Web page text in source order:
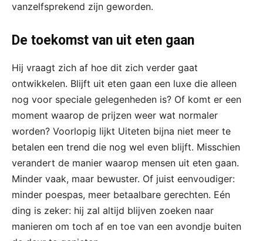
vanzelfsprekend zijn geworden.
De toekomst van uit eten gaan
Hij vraagt zich af hoe dit zich verder gaat
ontwikkelen. Blijft uit eten gaan een luxe die alleen
nog voor speciale gelegenheden is? Of komt er een
moment waarop de prijzen weer wat normaler
worden? Voorlopig lijkt Uiteten bijna niet meer te
betalen een trend die nog wel even blijft. Misschien
verandert de manier waarop mensen uit eten gaan.
Minder vaak, maar bewuster. Of juist eenvoudiger:
minder poespas, meer betaalbare gerechten. Eén
ding is zeker: hij zal altijd blijven zoeken naar
manieren om toch af en toe van een avondje buiten